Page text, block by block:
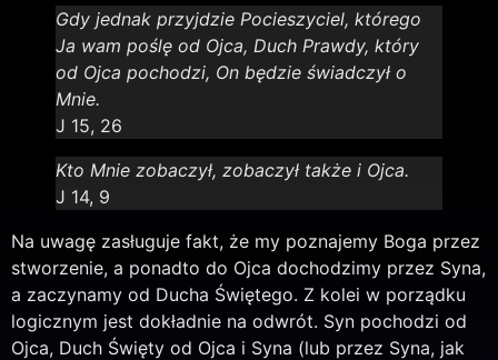
Gdy jednak przyjdzie Pocieszyciel, którego
Ja wam poślę od Ojca, Duch Prawdy, który
od Ojca pochodzi, On będzie świadczył o
Mnie.
J 15, 26
Kto Mnie zobaczył, zobaczył także i Ojca.
J 14, 9
Na uwagę zasługuje fakt, że my poznajemy Boga przez
stworzenie, a ponadto do Ojca dochodzimy przez Syna,
a zaczynamy od Ducha Świętego. Z kolei w porządku
logicznym jest dokładnie na odwrót. Syn pochodzi od
Ojca, Duch Święty od Ojca i Syna (lub przez Syna, jak